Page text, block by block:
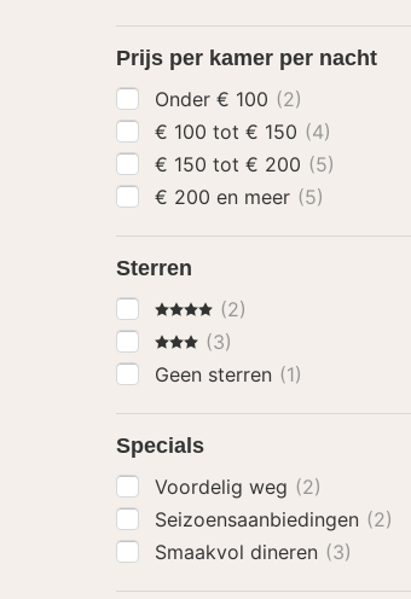
Prijs per kamer per nacht
Onder € 100 (2)
€ 100 tot € 150 (4)
€ 150 tot € 200 (5)
€ 200 en meer (5)
Sterren
4 Sterren
(2)
3 Sterren
(3)
Geen sterren (1)
Specials
Voordelig weg (2)
Seizoensaanbiedingen (2)
Smaakvol dineren (3)